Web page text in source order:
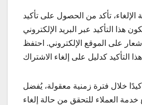
الإلغاء، تأكد من الحصول على تأكيد
هذا التأكيد عبر البريد الإلكتروني
على الموقع الإلكتروني. احتفظ
خلال فترة زمنية معقولة، يُفضل
خدمة العملاء للتحقق من حالة إلغاء